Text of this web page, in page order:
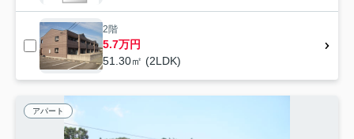
2階
5.7万円
51.30㎡ (2LDK)
アパート